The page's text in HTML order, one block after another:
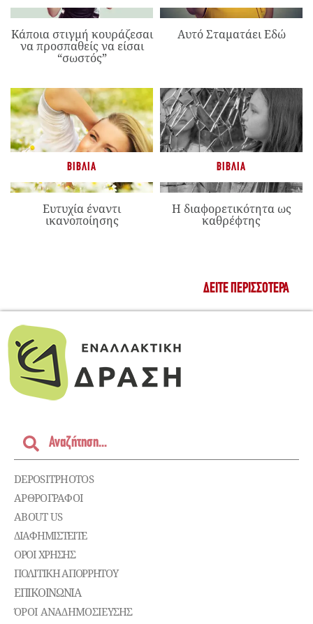
Κάποια στιγμή κουράζεσαι
να προσπαθείς να είσαι
“σωστός”
Αυτό Σταματάει Εδώ
ΒΙΒΛΊΑ
Ευτυχία έναντι
ικανοποίησης
ΒΙΒΛΊΑ
Η διαφορετικότητα ως
καθρέφτης
ΔΕΊΤΕ ΠΕΡΙΣΣΌΤΕΡΑ
DEPOSITPHOTOS
ΑΡΘΡΟΓΡΑΦΟΙ
ABOUT US
ΔΙΑΦΗΜΙΣΤΕΊΤΕ
ΌΡΟΙ ΧΡΉΣΗΣ
ΠΟΛΙΤΙΚΉ ΑΠΟΡΡΉΤΟΥ
ΕΠΙΚΟΙΝΩΝΊΑ
ΌΡΟΙ ΑΝΑΔΗΜΟΣΙΕΥΣΗΣ